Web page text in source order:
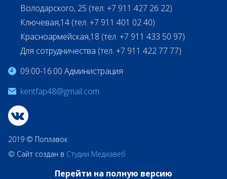
Володарского, 25 (тел. +7 911 427 26 22)
Ключевая,14 (тел. +7 911 401 02 40)
Красноармейская,18 (тел. +7 911 433 50 97)
Для сотрудничества (тел. +7 911 422 77 77)
09:00-16:00 Администрация
kentfap48@gmail.com
2019 © Поплавок
© Сайт создан в Студии Медиавеб
Перейти на полную версию